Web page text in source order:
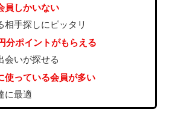
員しかいない
手探しにピッタリ
分ポイントがもらえる
いが探せる
使っている会員が多い
に最適